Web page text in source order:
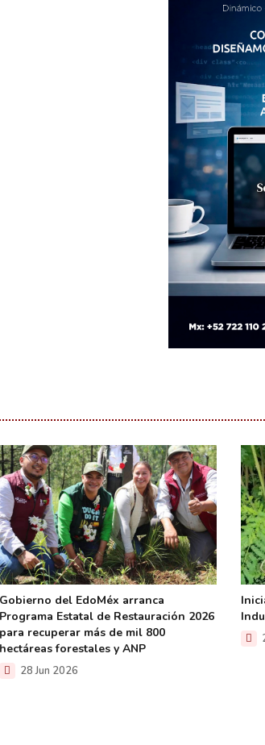
Gobierno del EdoMéx arranca
Programa Estatal de Restauración 2026
para recuperar más de mil 800
hectáreas forestales y ANP
28 Jun 2026